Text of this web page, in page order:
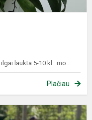
laukta 5-10 kl. mo...
Plačiau